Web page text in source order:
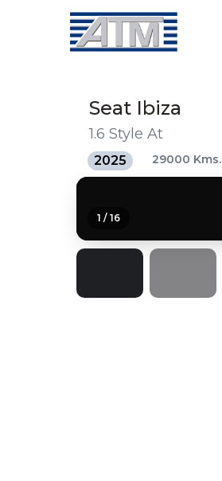
Seat Ibiza
1.6 Style At
2025 29000 Kms.
1 / 16